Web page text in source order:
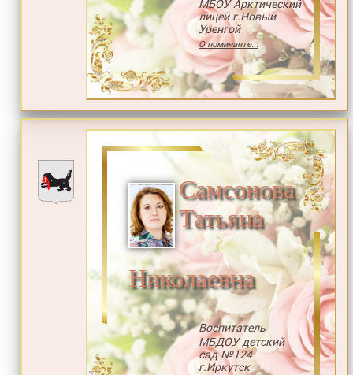
МБОУ Арктический
лицей г.Новый
Уренгой
О номинанте...
Самсонова
Татьяна
Николаевна
Воспитатель
МБДОУ детский
сад №124
г.Иркутск